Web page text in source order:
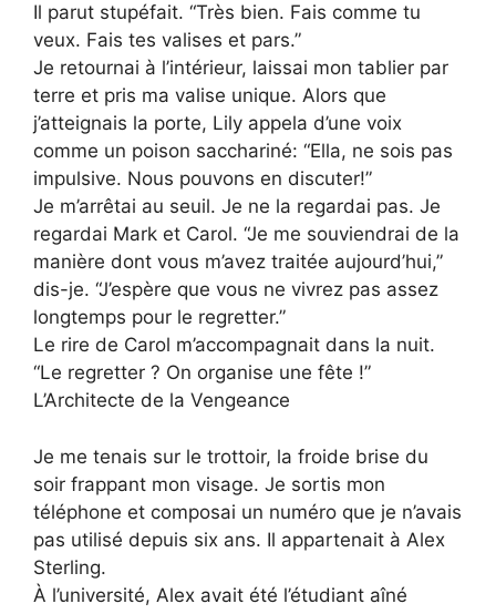
Il parut stupéfait. “Très bien. Fais comme tu
veux. Fais tes valises et pars.”
Je retournai à l’intérieur, laissai mon tablier par
terre et pris ma valise unique. Alors que
j’atteignais la porte, Lily appela d’une voix
comme un poison sacchariné: “Ella, ne sois pas
impulsive. Nous pouvons en discuter!”
Je m’arrêtai au seuil. Je ne la regardai pas. Je
regardai Mark et Carol. “Je me souviendrai de la
manière dont vous m’avez traitée aujourd’hui,”
dis-je. “J’espère que vous ne vivrez pas assez
longtemps pour le regretter.”
Le rire de Carol m’accompagnait dans la nuit.
“Le regretter ? On organise une fête !”
L’Architecte de la Vengeance
Je me tenais sur le trottoir, la froide brise du
soir frappant mon visage. Je sortis mon
téléphone et composai un numéro que je n’avais
pas utilisé depuis six ans. Il appartenait à Alex
Sterling.
À l’université, Alex avait été l’étudiant aîné